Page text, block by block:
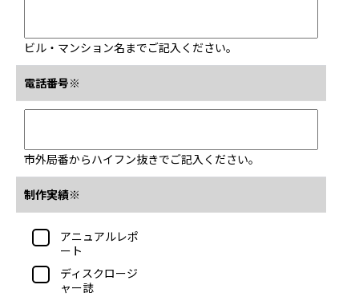
ビル・マンション名までご記入ください。
電話番号※
市外局番からハイフン抜きでご記入ください。
制作実績※
アニュアルレポ
ート
ディスクロージ
ャー誌